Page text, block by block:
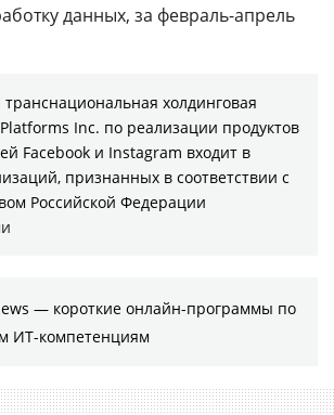
данных, за февраль-апрель
холдинговая
Inc. по реализации продуктов
Facebook и Instagram входит в
признанных в соответствии с
Российской Федерации
— короткие онлайн-программы по
ИТ-компетенциям